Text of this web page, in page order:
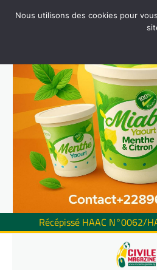
Récépissé HAAC N°0062/
Nous utilisons des cookies pour